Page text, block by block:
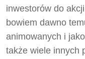
inwestorów do
bowiem dawno
animowanych i
także wiele innych